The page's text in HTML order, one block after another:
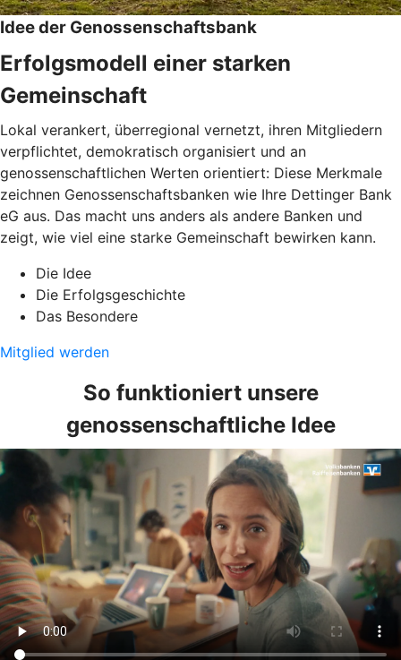
Idee der Genossenschaftsbank
Erfolgsmodell einer starken
Gemeinschaft
Lokal verankert, überregional vernetzt, ihren Mitgliedern
verpflichtet, demokratisch organisiert und an
genossenschaftlichen Werten orientiert: Diese Merkmale
zeichnen Genossenschaftsbanken wie Ihre Dettinger Bank
eG aus. Das macht uns anders als andere Banken und
zeigt, wie viel eine starke Gemeinschaft bewirken kann.
Die Idee
Die Erfolgsgeschichte
Das Besondere
Mitglied werden
So funktioniert unsere
genossenschaftliche Idee